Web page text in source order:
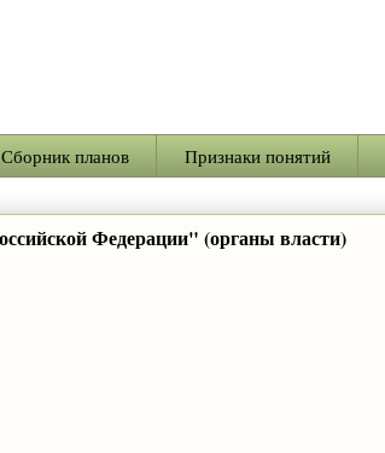
Сборник планов Признаки понятий
Федерации" (органы власти)